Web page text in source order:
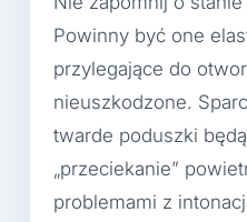
Powinny być one
przylegające do
nieuszkodzone.
twarde poduszki
„przeciekanie”
problemami z